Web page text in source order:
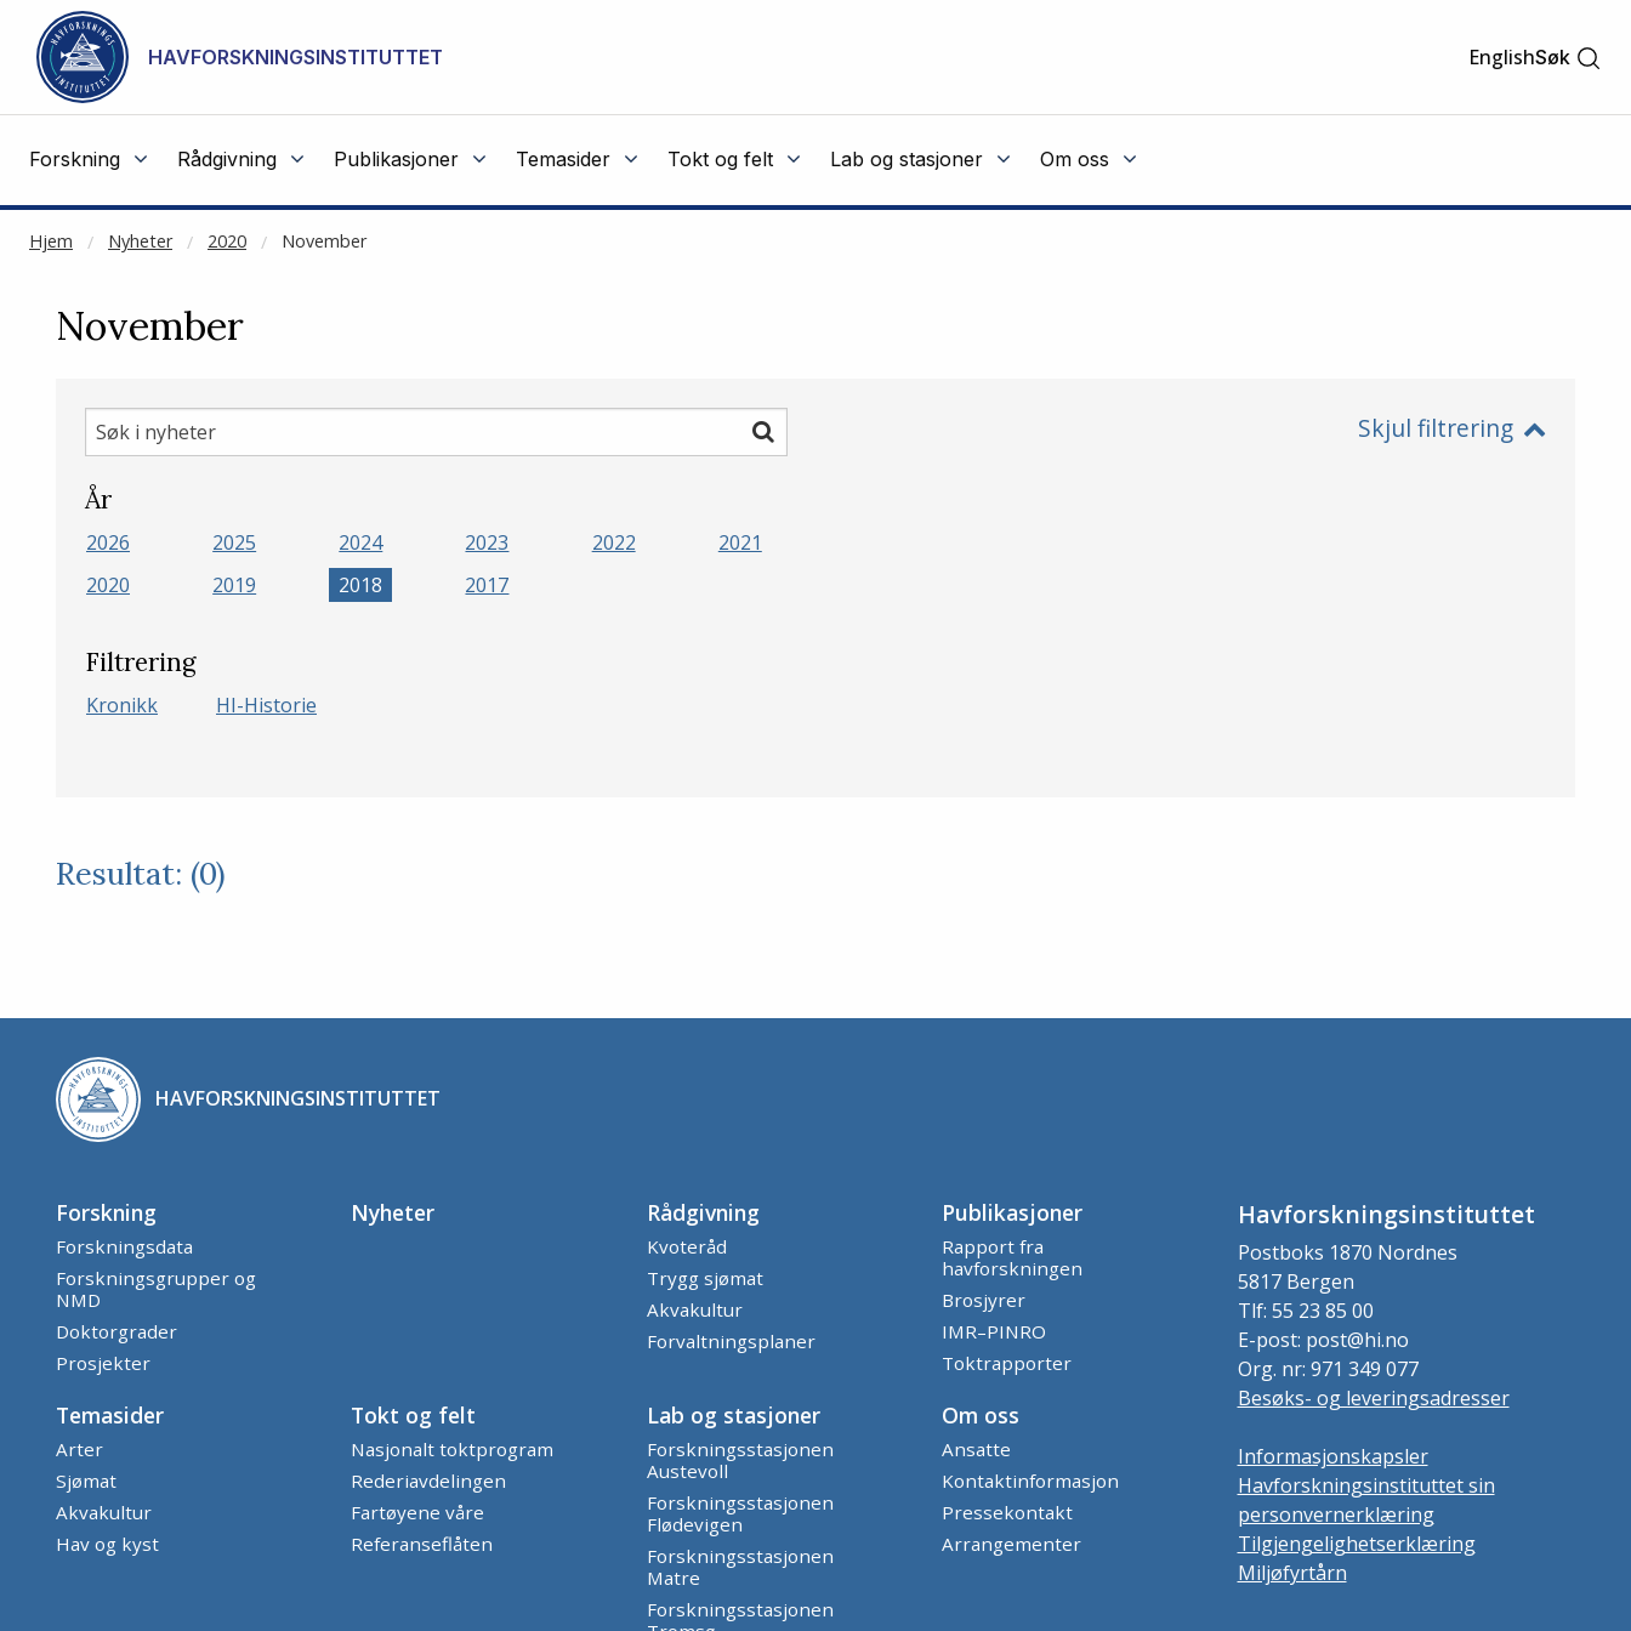
Gå til hovedinnhold
HAVFORSKNINGSINSTITUTTET EnglishSøk
Forskning Rådgivning Publikasjoner Temasider Tokt og felt Lab og stasjoner Om oss
Hjem Nyheter 2020 November
NOT CACHED
November
Søk
i
nyheter
Søk Skjul filtrering
År
2026 2025 2024 2023 2022
2021
2020
2019 2018 2017
Filtrering
Kronikk HI-Historie
Resultat: (0)
HAVFORSKNINGSINSTITUTTET
Forskning
Forskningsdata
Forskningsgrupper og
NMD
Doktorgrader
Prosjekter
Nyheter Rådgivning
Kvoteråd
Trygg sjømat
Akvakultur
Forvaltningsplaner
Publikasjoner
Rapport fra
havforskningen
Brosjyrer
IMR–PINRO
Toktrapporter
Temasider
Arter
Sjømat
Akvakultur
Hav og kyst
Tokt og felt
Nasjonalt toktprogram
Rederiavdelingen
Fartøyene våre
Referanseflåten
Lab og stasjoner
Forskningsstasjonen
Austevoll
Forskningsstasjonen
Flødevigen
Forskningsstasjonen
Matre
Forskningsstasjonen
Om oss
Ansatte
Kontaktinformasjon
Pressekontakt
Arrangementer
Havforskningsinstituttet
Postboks 1870 Nordnes
5817 Bergen
Tlf: 55 23 85 00
E-post: post@hi.no
Org. nr: 971 349 077
Besøks- og leveringsadresser
Informasjonskapsler
Havforskningsinstituttet sin
personvernerklæring
Tilgjengelighetserklæring
Miljøfyrtårn